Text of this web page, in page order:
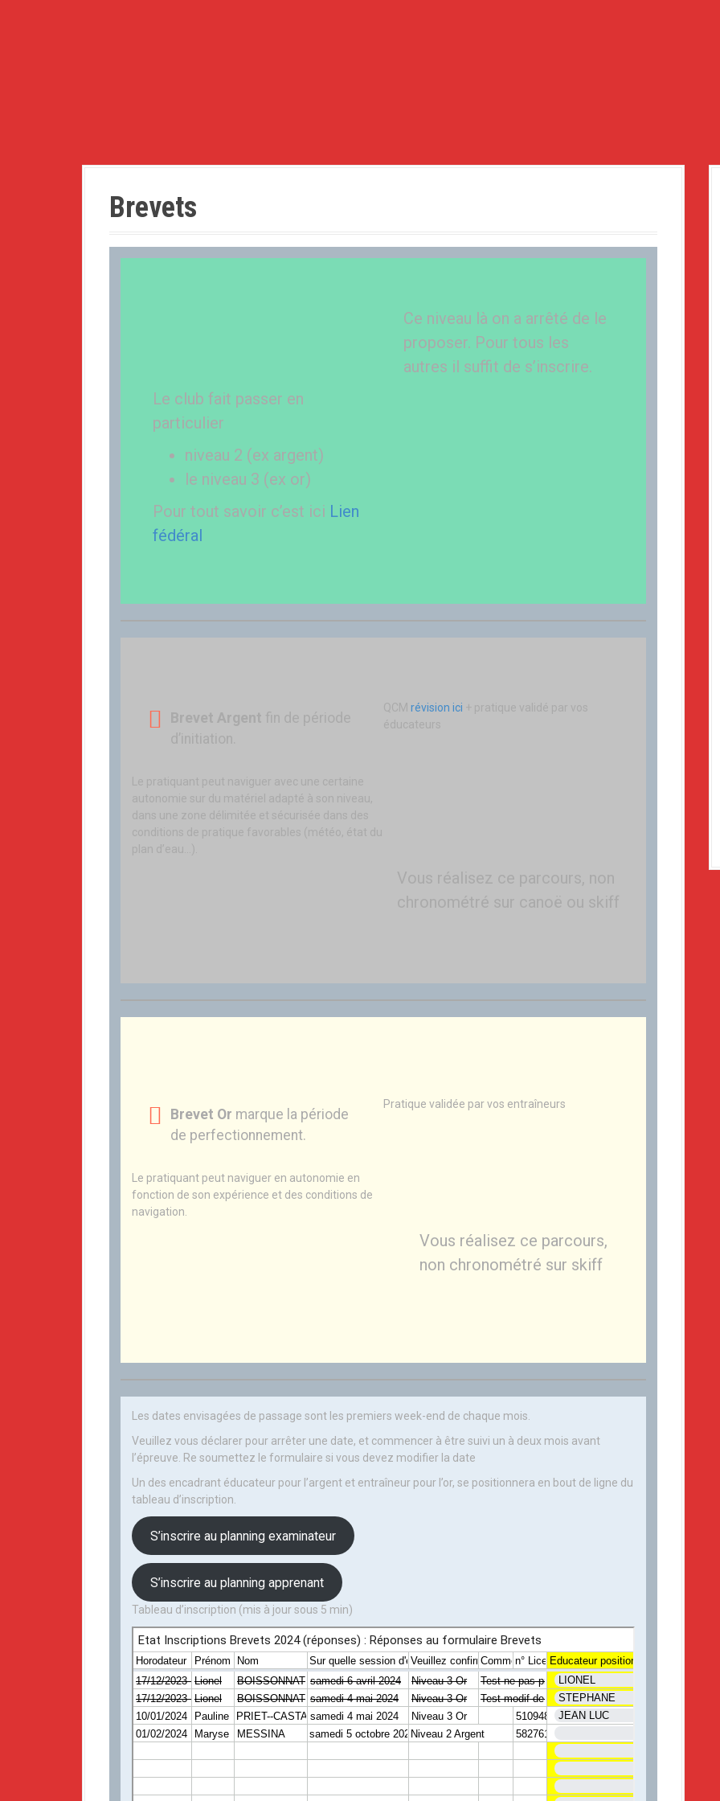
Brevets
Ce niveau là on a arrêté de le
proposer. Pour tous les
autres il suffit de s’inscrire.
Le club fait passer en
particulier
niveau 2 (ex argent)
le niveau 3 (ex or)
Pour tout savoir c’est ici Lien
fédéral
Brevet Argent fin de période
d’initiation.
Le pratiquant peut naviguer avec une certaine
autonomie sur du matériel adapté à son niveau,
dans une zone délimitée et sécurisée dans des
conditions de pratique favorables (météo, état du
plan d’eau…).
QCM révision ici + pratique validé par vos
éducateurs
Vous réalisez ce parcours, non
chronométré sur canoë ou skiff
Brevet Or marque la période
de perfectionnement.
Le pratiquant peut naviguer en autonomie en
fonction de son expérience et des conditions de
navigation.
Pratique validée par vos entraîneurs
Vous réalisez ce parcours,
non chronométré sur skiff
Les dates envisagées de passage sont les premiers week-end de chaque mois.
Veuillez vous déclarer pour arrêter une date, et commencer à être suivi un à deux mois avant
l’épreuve. Re soumettez le formulaire si vous devez modifier la date
Un des encadrant éducateur pour l’argent et entraîneur pour l’or, se positionnera en bout de ligne du
tableau d’inscription.
S’inscrire au planning examinateur
S’inscrire au planning apprenant
Tableau d’inscription (mis à jour sous 5 min)